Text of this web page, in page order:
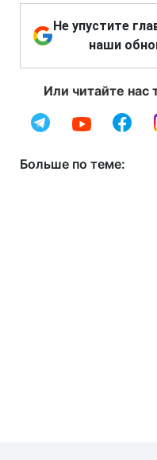
Не упустите
наши
Или читайте нас
Больше по теме: